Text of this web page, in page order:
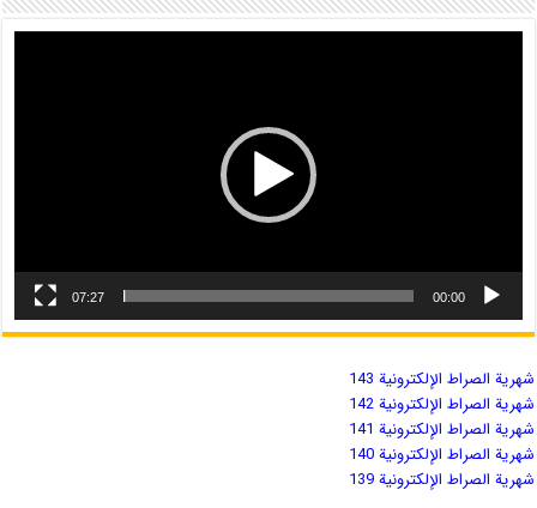
00:00
07:27
شهریة الصراط الإلكترونية 143
شهریة الصراط الإلكترونية 142
شهریة الصراط الإلكترونية 141
شهریة الصراط الإلكترونية 140
شهریة الصراط الإلكترونية 139